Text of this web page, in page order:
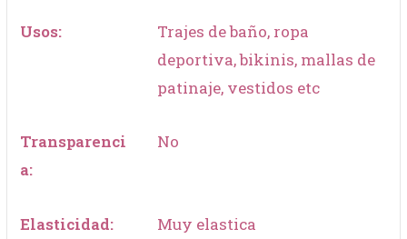
Usos:
Trajes de baño, ropa
deportiva, bikinis, mallas de
patinaje, vestidos etc
Transparenci
a:
No
Elasticidad: Muy elastica